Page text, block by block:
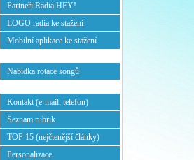
Partneři Rádia HEY!
LOGO radia ke stažení
Mobilní aplikace ke stažení
Nabídka rotace songů
Kontakt (e-mail, telefon)
Seznam rubrik
TOP 15 (nejčtenější články)
Personalizace